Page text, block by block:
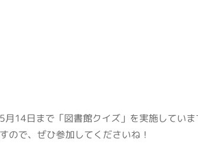
14日まで「図書館クイズ」を実施してい
ので、ぜひ参加してくださいね！